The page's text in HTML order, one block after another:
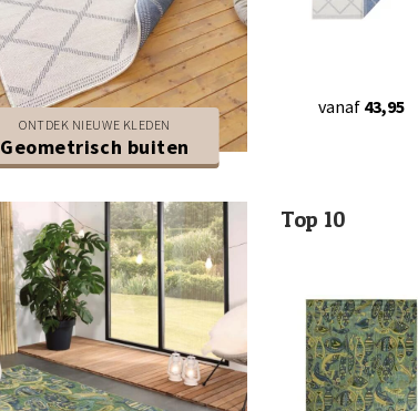
ONTDEK NIEUWE KLEDEN
Geometrisch buiten
vanaf 43,95
Top 10